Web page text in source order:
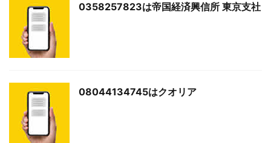
0358257823は帝国経済興信所 東京支社
08044134745はクオリア